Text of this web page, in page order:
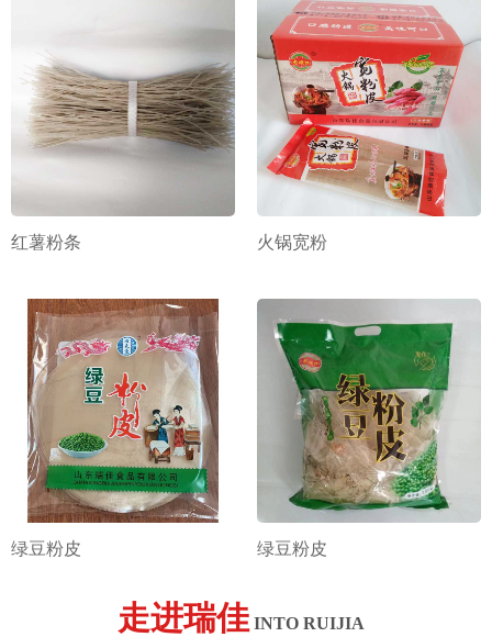
红薯粉条 火锅宽粉
绿豆粉皮 绿豆粉皮
走进瑞佳 INTO RUIJIA